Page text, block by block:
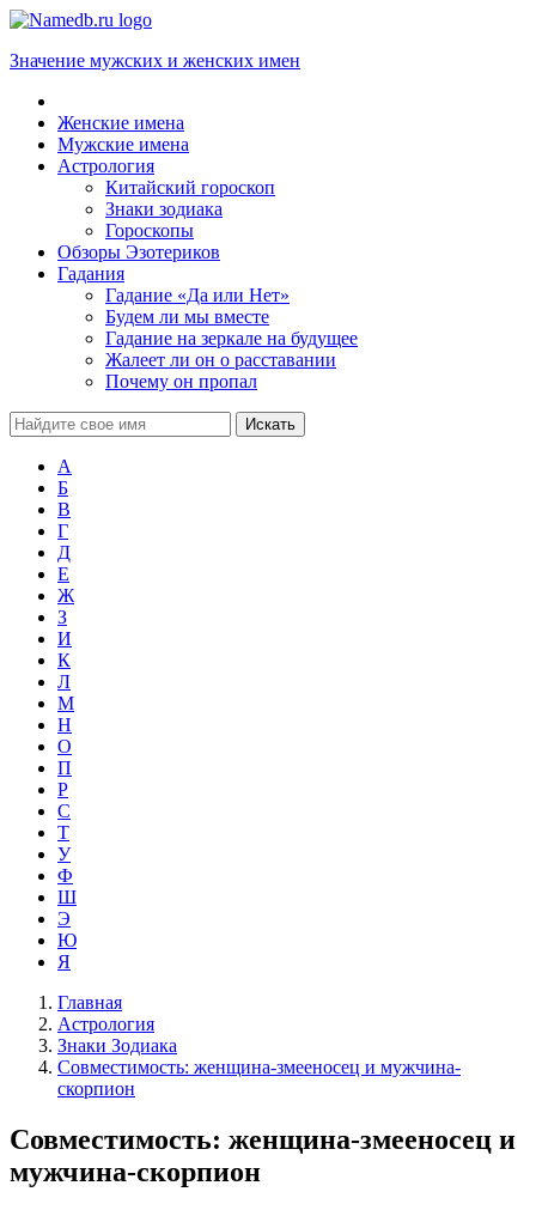
Значение мужских и женских имен
Женские имена
Мужские имена
Астрология
Китайский гороскоп
Знаки зодиака
Гороскопы
Обзоры Эзотериков
Гадания
Гадание «Да или Нет»
Будем ли мы вместе
Гадание на зеркале на будущее
Жалеет ли он о расставании
Почему он пропал
А
Б
В
Г
Д
Е
Ж
З
И
К
Л
М
Н
О
П
Р
С
Т
У
Ф
Ш
Э
Ю
Я
Главная
Астрология
Знаки Зодиака
Совместимость: женщина-змееносец и мужчина-
скорпион
Совместимость: женщина-змееносец и
мужчина-скорпион